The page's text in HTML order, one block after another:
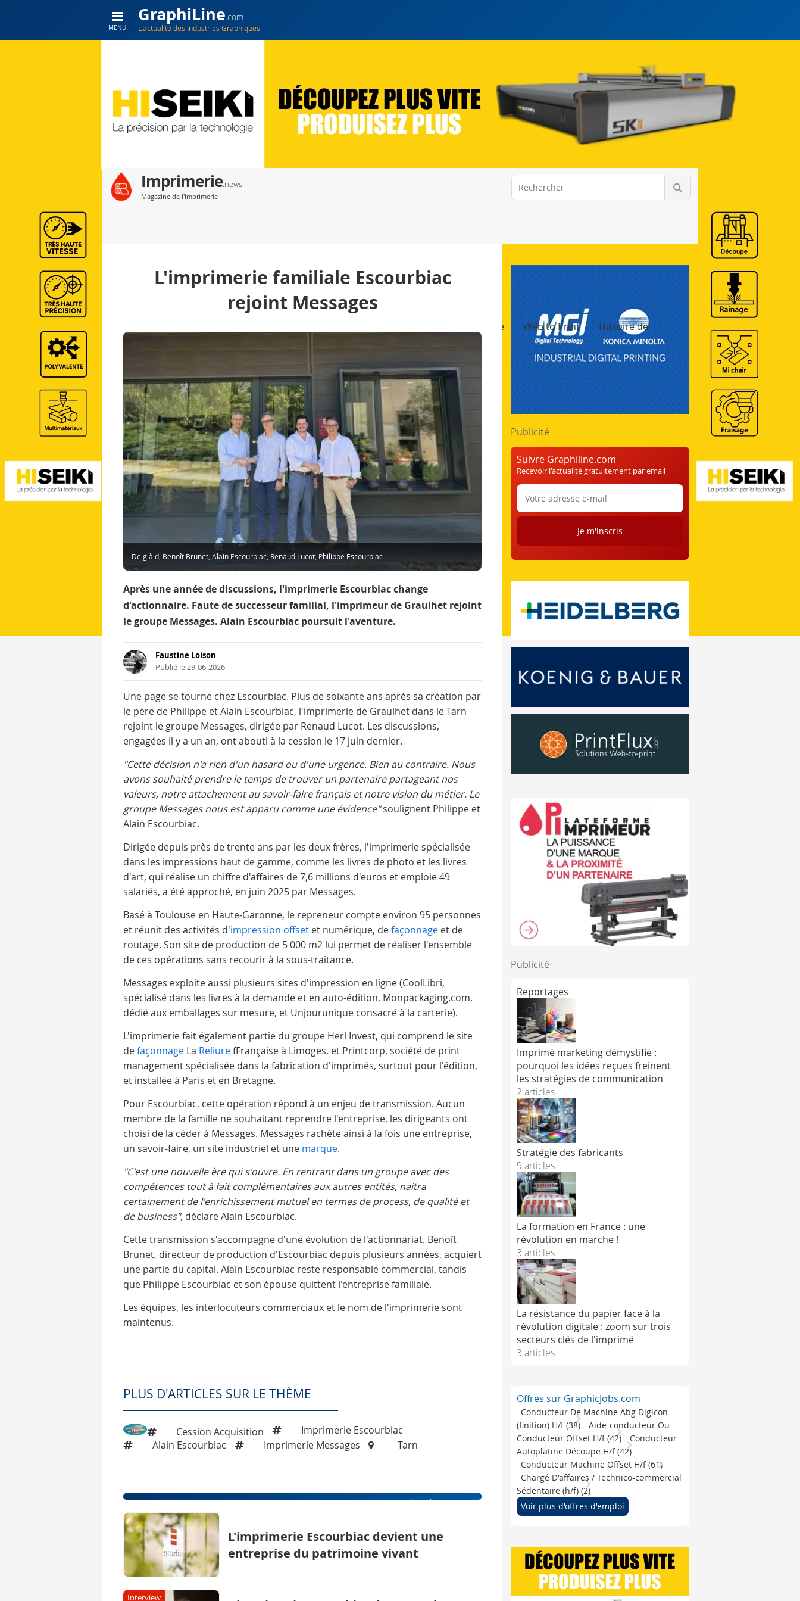
GraphiLine.com
L'actualité des Industries Graphiques
MENU
Imprimerie.news
Magazine de l'imprimerie
Finition & Façonnage Web to Print
Histoire de
l'imprimerie
L'imprimerie familiale Escourbiac
rejoint Messages
De g à d, Benoît Brunet, Alain Escourbiac, Renaud Lucot, Philippe Escourbiac
Après une année de discussions, l'imprimerie Escourbiac change
d'actionnaire. Faute de successeur familial, l'imprimeur de Graulhet rejoint
le groupe Messages. Alain Escourbiac poursuit l'aventure.
Faustine Loison
Publié le 29-06-2026
Une page se tourne chez Escourbiac. Plus de soixante ans après sa création par
le père de Philippe et Alain Escourbiac, l'imprimerie de Graulhet dans le Tarn
rejoint le groupe Messages, dirigée par Renaud Lucot. Les discussions,
engagées il y a un an, ont abouti à la cession le 17 juin dernier.
"Cette décision n'a rien d'un hasard ou d'une urgence. Bien au contraire. Nous
avons souhaité prendre le temps de trouver un partenaire partageant nos
valeurs, notre attachement au savoir-faire français et notre vision du métier. Le
groupe Messages nous est apparu comme une évidence"soulignent Philippe et
Alain Escourbiac.
Dirigée depuis près de trente ans par les deux frères, l'imprimerie spécialisée
dans les impressions haut de gamme, comme les livres de photo et les livres
d'art, qui réalise un chiffre d'affaires de 7,6 millions d'euros et emploie 49
salariés, a été approché, en juin 2025 par Messages.
Basé à Toulouse en Haute-Garonne, le repreneur compte environ 95 personnes
et réunit des activités d'impression offset et numérique, defaçonnage et de
routage. Son site de production de 5 000 m2 lui permet de réaliser l'ensemble
de ces opérations sans recourir à la sous-traitance.
Messages exploite aussi plusieurs sites d'impression en ligne (CoolLibri,
spécialisé dans les livres à la demande et en auto-édition, Monpackaging.com,
dédié aux emballages sur mesure, et Unjourunique consacré à la carterie).
L'imprimerie fait également partie du groupe Herl Invest, qui comprend le site
defaçonnage La ReliurefFrançaise à Limoges, et Printcorp, société de print
management spécialisée dans la fabrication d'imprimés, surtout pour l'édition,
et installée à Paris et en Bretagne.
Pour Escourbiac, cette opération répond à un enjeu de transmission. Aucun
membre de la famille ne souhaitant reprendre l'entreprise, les dirigeants ont
choisi de la céder à Messages. Messages rachète ainsi à la fois une entreprise,
un savoir-faire, un site industriel et une marque.
"C'est une nouvelle ère qui s'ouvre. En rentrant dans un groupe avec des
compétences tout à fait complémentaires aux autres entités, naitra
certainement de l'enrichissement mutuel en termes de process, de qualité et
de business", déclare Alain Escourbiac.
Cette transmission s'accompagne d'une évolution de l'actionnariat. Benoît
Brunet, directeur de production d'Escourbiac depuis plusieurs années, acquiert
une partie du capital. Alain Escourbiac reste responsable commercial, tandis
que Philippe Escourbiac et son épouse quittent l'entreprise familiale.
Les équipes, les interlocuteurs commerciaux et le nom de l'imprimerie sont
maintenus.
PLUS D'ARTICLES SUR LE THÈME
Cession Acquisition
Imprimerie Escourbiac
Alain Escourbiac
Imprimerie Messages Tarn
Actualités de l'entreprise
L'imprimerie Escourbiac devient une
entreprise du patrimoine vivant
Interview
Publicité
Suivre Graphiline.com
Recevoir l'actualité gratuitement par email
Publicité
Reportages
Imprimé marketing démystifié :
pourquoi les idées reçues freinent
les stratégies de communication
2 articles
Stratégie des fabricants
9 articles
La formation en France : une
révolution en marche !
3 articles
La résistance du papier face à la
révolution digitale : zoom sur trois
secteurs clés de l'imprimé
3 articles
Offres sur GraphicJobs.com
Conducteur De Machine Abg Digicon
(finition) H/f (38)
Aide-conducteur Ou
Conducteur Offset H/f (42)
Conducteur
Autoplatine Découpe H/f (42)
Conducteur Machine Offset H/f (61)
Chargé D'affaires / Technico-commercial
Sédentaire (h/f) (2)
Voir plus d'offres d'emploi